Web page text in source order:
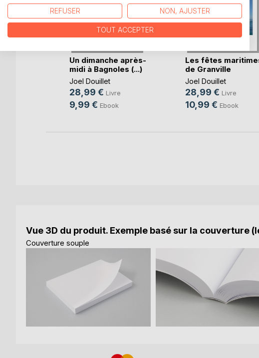
Un dimanche après-
midi à Bagnoles (...)
Joel Douillet
28,99 € Livre
9,99 € Ebook
Les fêtes
de Granville
Joel Douillet
28,99 € Livre
10,99 € Ebook
Vue 3D du produit. Exemple basé sur la
Couverture souple
REFUSER NON, AJUSTER
TOUT ACCEPTER